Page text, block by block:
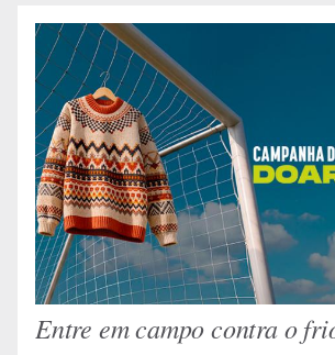
Entre em campo contra o